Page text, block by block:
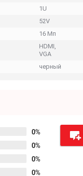
1U
52V
16 Мп
HDMI,
VGA
черный
0%
0%
0%
0%